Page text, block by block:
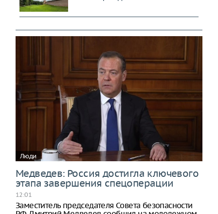
Люди
Медведев: Россия достигла ключевого
этапа завершения спецоперации
12:01
Заместитель председателя Совета безопасности